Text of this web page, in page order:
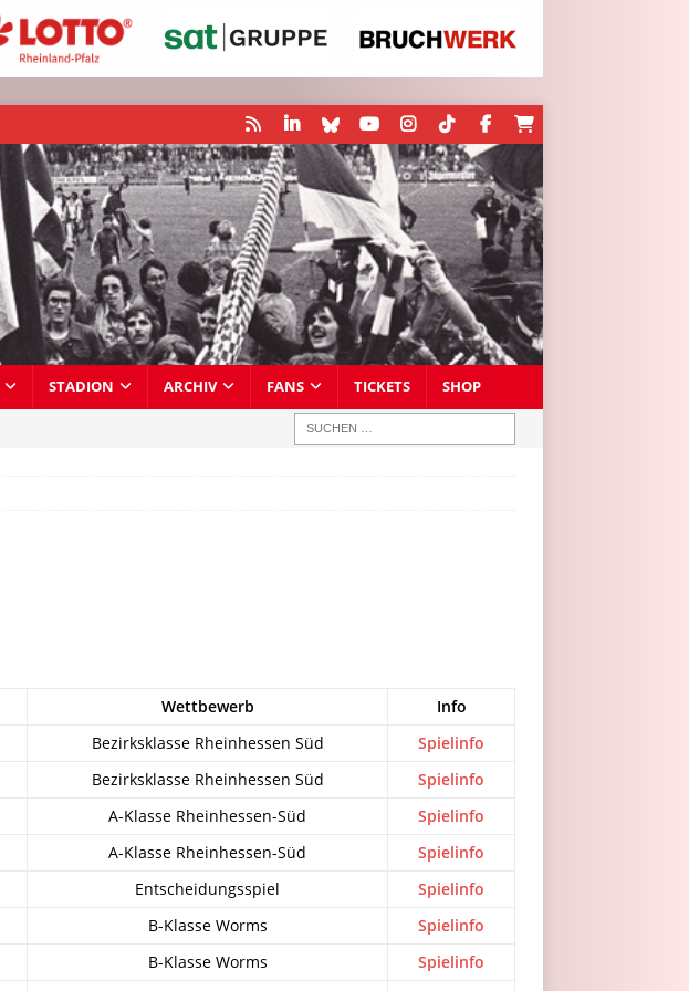
STADION ARCHIV FANS TICKETS SHOP
Wettbewerb
Info
Bezirksklasse Rheinhessen Süd
Spielinfo
Bezirksklasse Rheinhessen Süd
Spielinfo
A-Klasse Rheinhessen-Süd
Spielinfo
A-Klasse Rheinhessen-Süd
Spielinfo
Entscheidungsspiel
Spielinfo
B-Klasse Worms
Spielinfo
B-Klasse Worms
Spielinfo